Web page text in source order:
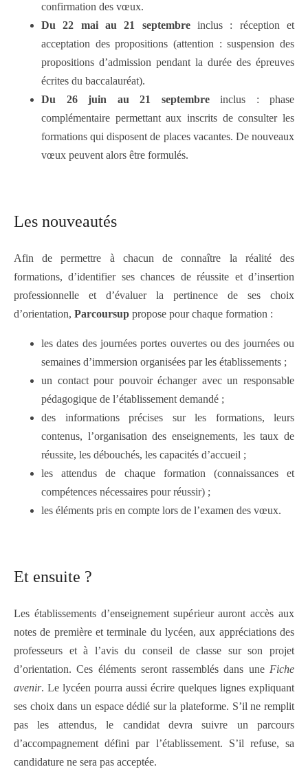
confirmation des vœux.
Du 22 mai au 21 septembreinclus : réception et
acceptation des propositions (attention : suspension des
propositions d’admission pendant la durée des épreuves
écrites du baccalauréat).
Du 26 juin au 21 septembreinclus : phase
complémentaire permettant aux inscrits de consulter les
formations qui disposent de places vacantes. De nouveaux
vœux peuvent alors être formulés.
Les nouveautés
Afin de permettre à chacun de connaître la réalité des
formations, d’identifier ses chances de réussite et d’insertion
professionnelle et d’évaluer la pertinence de ses choix
d’orientation, Parcoursup propose pour chaque formation :
les dates des journées portes ouvertes ou des journées ou
semaines d’immersion organisées par les établissements ;
un contact pour pouvoir échanger avec un responsable
pédagogique de l’établissement demandé ;
des informations précises sur les formations, leurs
contenus, l’organisation des enseignements, les taux de
réussite, les débouchés, les capacités d’accueil ;
les attendus de chaque formation (connaissances et
compétences nécessaires pour réussir) ;
les éléments pris en compte lors de l’examen des vœux.
Et ensuite ?
Les établissements d’enseignement supérieur auront accès aux
notes de première et terminale du lycéen, aux appréciations des
professeurs et à l’avis du conseil de classe sur son projet
d’orientation. Ces éléments seront rassemblés dans une Fiche
avenir. Le lycéen pourra aussi écrire quelques lignes expliquant
ses choix dans un espace dédié sur la plateforme. S’il ne remplit
pas les attendus, le candidat devra suivre un parcours
d’accompagnement défini par l’établissement. S’il refuse, sa
candidature ne sera pas acceptée.